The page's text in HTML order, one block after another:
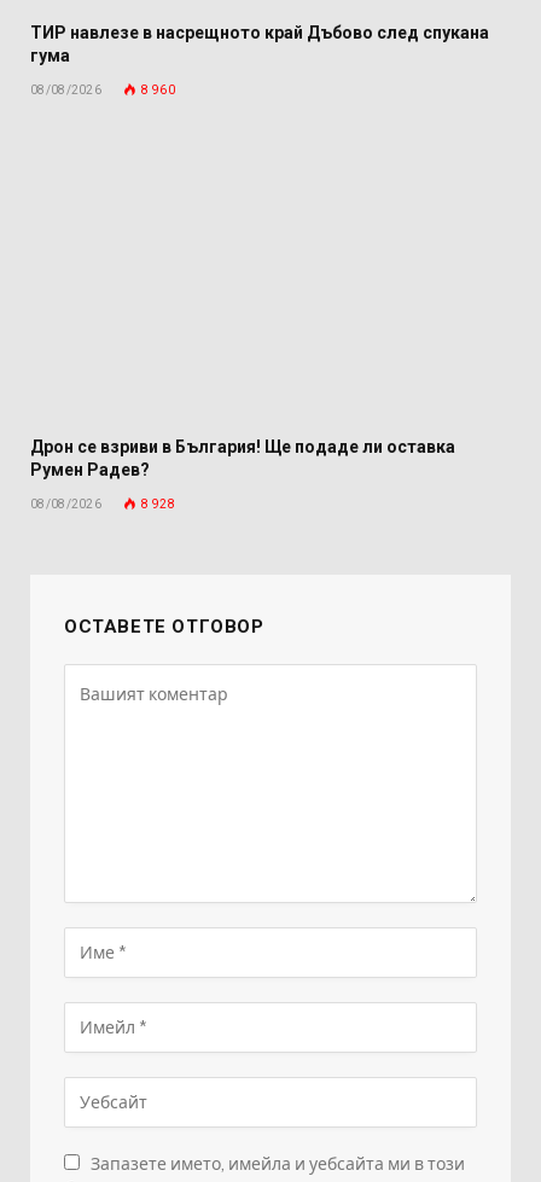
ТИР навлезе в насрещното край Дъбово след спукана
гума
08/08/2026 8 960
Дрон се взриви в България! Ще подаде ли оставка
Румен Радев?
08/08/2026 8 928
ОСТАВЕТЕ ОТГОВОР
Запазете името, имейла и уебсайта ми в този